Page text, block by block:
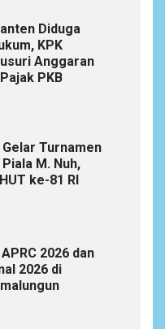
Diduga
KPK
Anggaran
PKB
Gelar Turnamen
M. Nuh,
ke-81 RI
2026 dan
2026 di